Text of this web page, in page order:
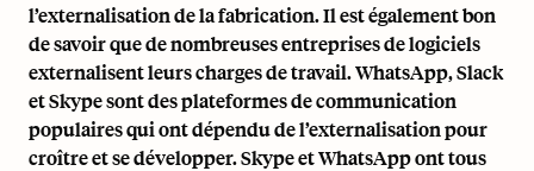
l’externalisation de la fabrication. Il est également bon
de savoir que de nombreuses entreprises de logiciels
externalisent leurs charges de travail. WhatsApp, Slack
et Skype sont des plateformes de communication
populaires qui ont dépendu de l’externalisation pour
croître et se développer. Skype et WhatsApp ont tous